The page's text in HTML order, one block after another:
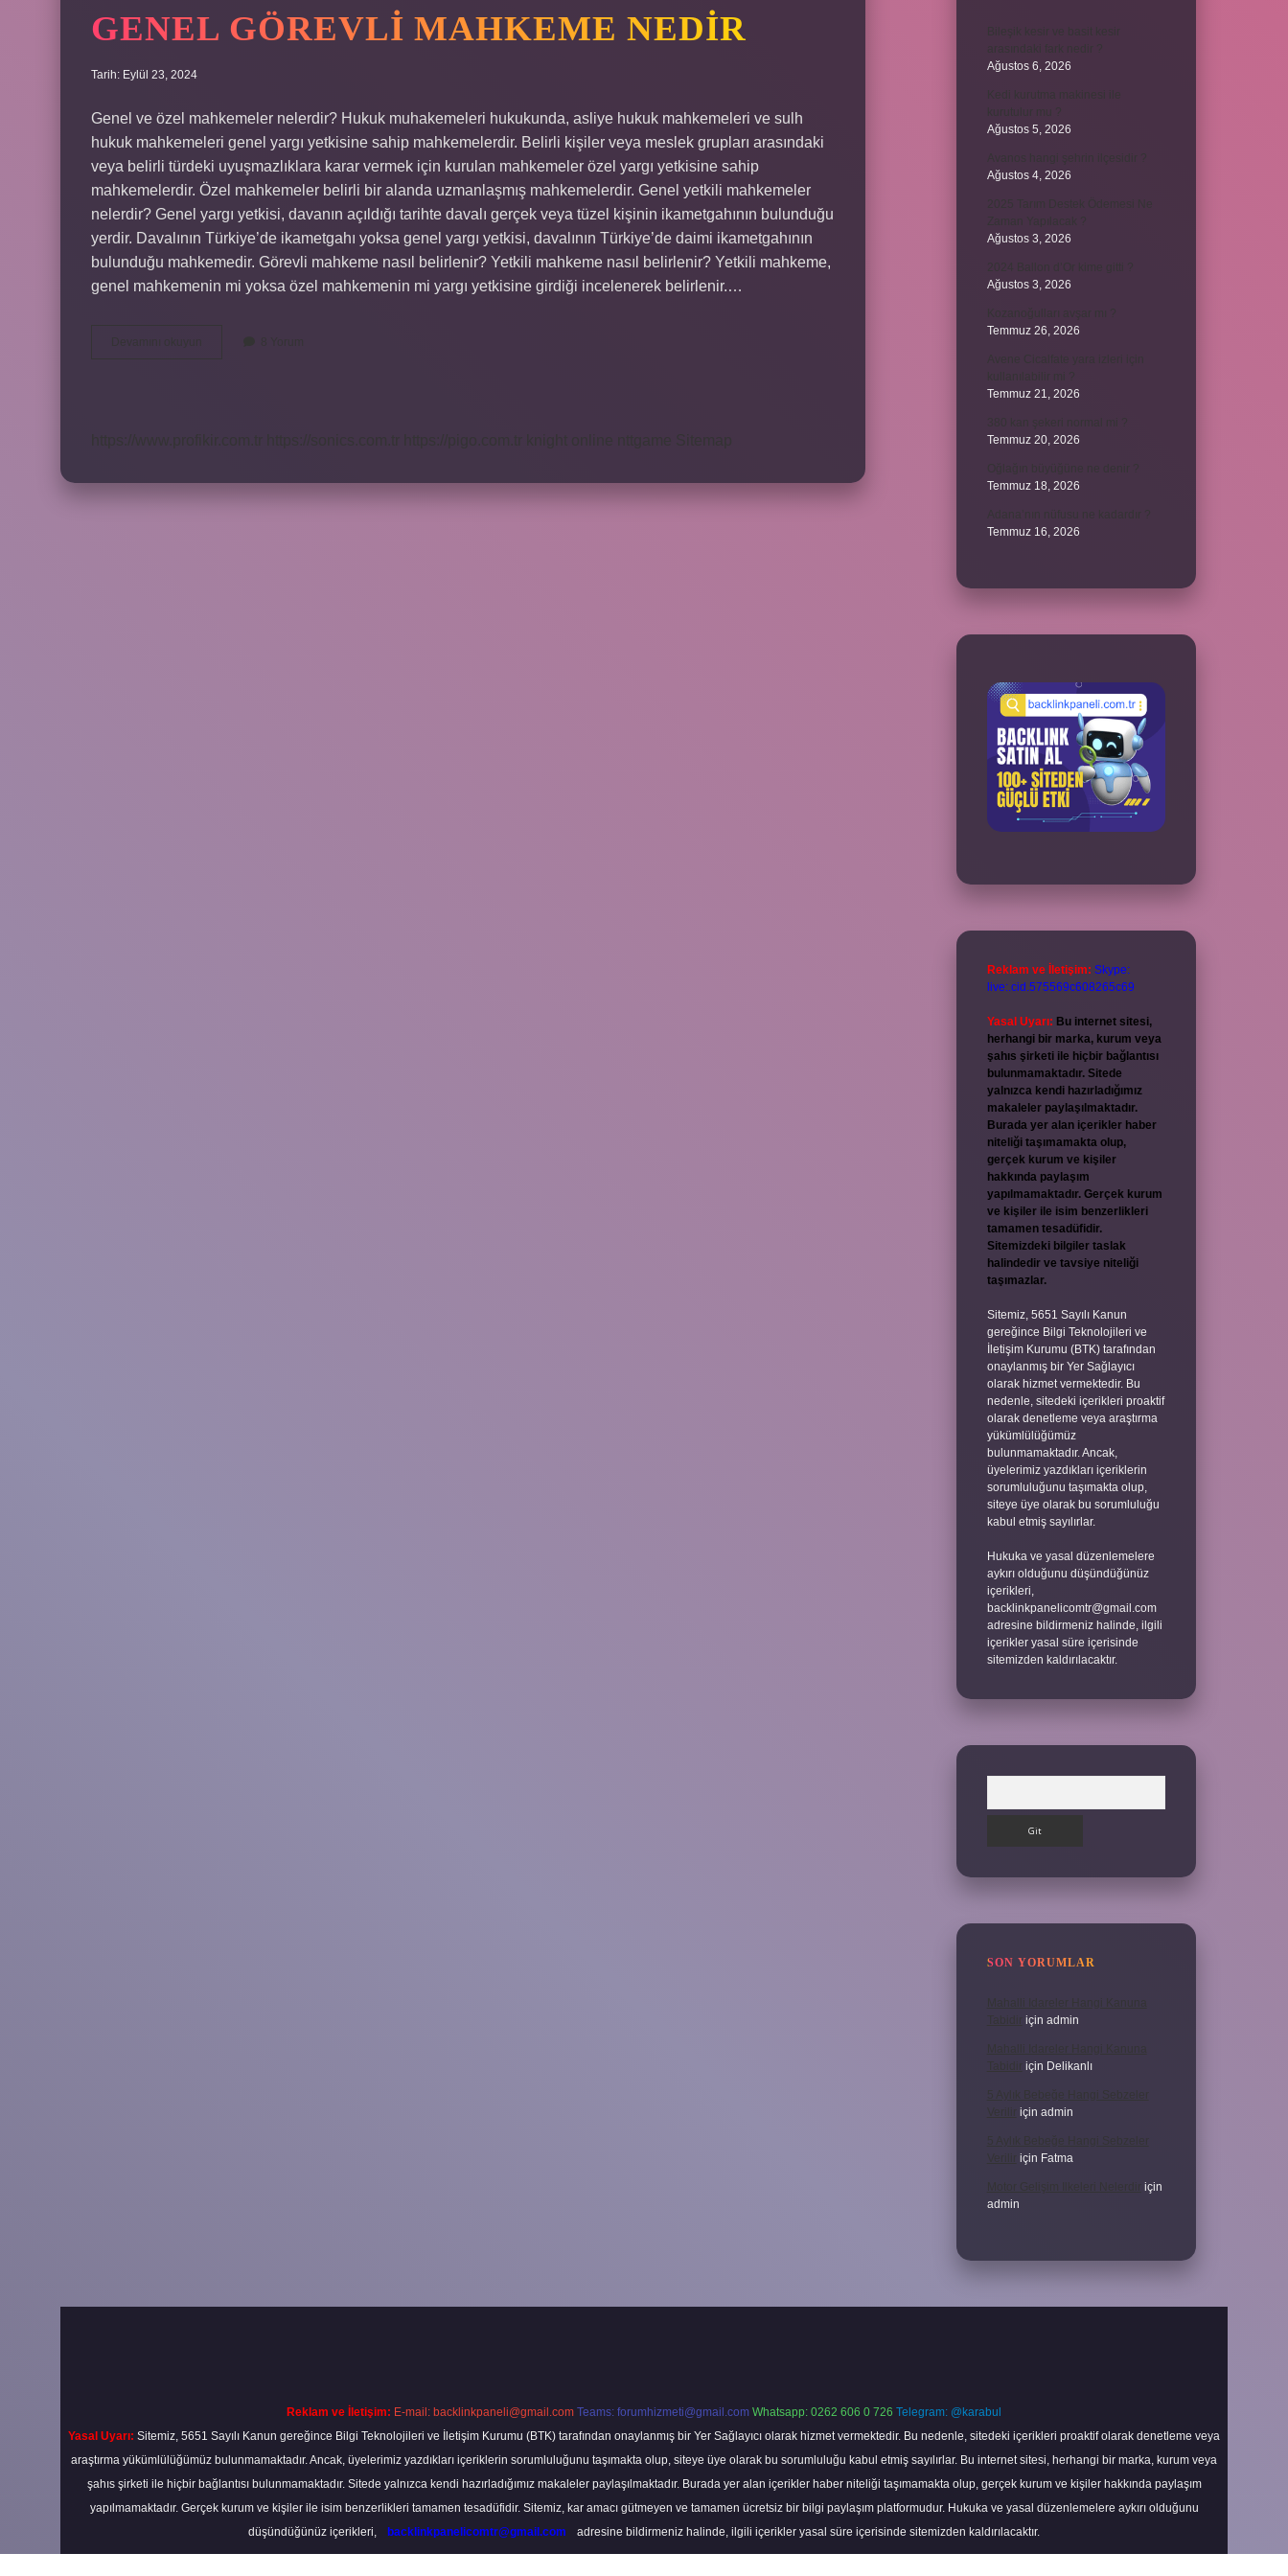
GENEL GÖREVLI MAHKEME NEDIR
Tarih: Eylül 23, 2024
Genel ve özel mahkemeler nelerdir? Hukuk muhakemeleri hukukunda, asliye hukuk mahkemeleri ve sulh
hukuk mahkemeleri genel yargı yetkisine sahip mahkemelerdir. Belirli kişiler veya meslek grupları arasındaki
veya belirli türdeki uyuşmazlıklara karar vermek için kurulan mahkemeler özel yargı yetkisine sahip
mahkemelerdir. Özel mahkemeler belirli bir alanda uzmanlaşmış mahkemelerdir. Genel yetkili mahkemeler
nelerdir? Genel yargı yetkisi, davanın açıldığı tarihte davalı gerçek veya tüzel kişinin ikametgahının bulunduğu
yerdir. Davalının Türkiye’de ikametgahı yoksa genel yargı yetkisi, davalının Türkiye’de daimi ikametgahının
bulunduğu mahkemedir. Görevli mahkeme nasıl belirlenir? Yetkili mahkeme nasıl belirlenir? Yetkili mahkeme,
genel mahkemenin mi yoksa özel mahkemenin mi yargı yetkisine girdiği incelenerek belirlenir.…
Ağustos 6, 2026
Ağustos 5, 2026
Ağustos 4, 2026
Ağustos 3, 2026
Ağustos 3, 2026
Temmuz 26, 2026
Temmuz 21, 2026
Temmuz 20, 2026
Temmuz 18, 2026
Temmuz 16, 2026
Reklam ve İletişim: Skype:
live:.cid.575569c608265c69
Yasal Uyarı: Bu internet sitesi,
herhangi bir marka, kurum veya
şahıs şirketi ile hiçbir bağlantısı
bulunmamaktadır. Sitede
yalnızca kendi hazırladığımız
makaleler paylaşılmaktadır.
Burada yer alan içerikler haber
niteliği taşımamakta olup,
gerçek kurum ve kişiler
hakkında paylaşım
yapılmamaktadır. Gerçek kurum
ve kişiler ile isim benzerlikleri
tamamen tesadüfidir.
Sitemizdeki bilgiler taslak
halindedir ve tavsiye niteliği
taşımazlar.
Sitemiz, 5651 Sayılı Kanun
gereğince Bilgi Teknolojileri ve
İletişim Kurumu (BTK) tarafından
onaylanmış bir Yer Sağlayıcı
olarak hizmet vermektedir. Bu
nedenle, sitedeki içerikleri proaktif
olarak denetleme veya araştırma
yükümlülüğümüz
bulunmamaktadır. Ancak,
üyelerimiz yazdıkları içeriklerin
sorumluluğunu taşımakta olup,
siteye üye olarak bu sorumluluğu
kabul etmiş sayılırlar.
Hukuka ve yasal düzenlemelere
aykırı olduğunu düşündüğünüz
içerikleri,
backlinkpanelicomtr@gmail.com
adresine bildirmeniz halinde, ilgili
içerikler yasal süre içerisinde
sitemizden kaldırılacaktır.
SON YORUMLAR
Mahalli Idareler Hangi Kanuna
Tabidir için admin
Mahalli Idareler Hangi Kanuna
Tabidir için Delikanlı
5 Aylık Bebeğe Hangi Sebzeler
Verilir için admin
5 Aylık Bebeğe Hangi Sebzeler
Verilir için Fatma
Motor Gelişim Ilkeleri Nelerdir için
admin
Reklam ve İletişim: E-mail: backlinkpaneli@gmail.com Teams: forumhizmeti@gmail.com Whatsapp: 0262 606 0 726 Telegram: @karabul
Yasal Uyarı: Sitemiz, 5651 Sayılı Kanun gereğince Bilgi Teknolojileri ve İletişim Kurumu (BTK) tarafından onaylanmış bir Yer Sağlayıcı olarak hizmet vermektedir. Bu nedenle, sitedeki içerikleri proaktif olarak denetleme veya
araştırma yükümlülüğümüz bulunmamaktadır. Ancak, üyelerimiz yazdıkları içeriklerin sorumluluğunu taşımakta olup, siteye üye olarak bu sorumluluğu kabul etmiş sayılırlar. Bu internet sitesi, herhangi bir marka, kurum veya
şahıs şirketi ile hiçbir bağlantısı bulunmamaktadır. Sitede yalnızca kendi hazırladığımız makaleler paylaşılmaktadır. Burada yer alan içerikler haber niteliği taşımamakta olup, gerçek kurum ve kişiler hakkında paylaşım
yapılmamaktadır. Gerçek kurum ve kişiler ile isim benzerlikleri tamamen tesadüfidir. Sitemiz, kar amacı gütmeyen ve tamamen ücretsiz bir bilgi paylaşım platformudur. Hukuka ve yasal düzenlemelere aykırı olduğunu
düşündüğünüz içerikleri,
backlinkpanelicomtr@gmail.com adresine bildirmeniz halinde, ilgili içerikler yasal süre içerisinde sitemizden kaldırılacaktır.